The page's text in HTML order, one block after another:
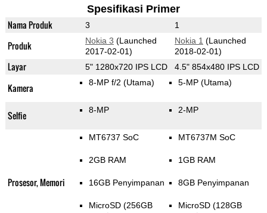
Spesifikasi Primer
Nama Produk 3 1
Produk Nokia 3 (Launched
2017-02-01)
Nokia 1 (Launched
2018-02-01)
Layar 5" 1280x720 IPS LCD 4.5" 854x480 IPS LCD
Kamera 8-MP f/2 (Utama) 5-MP (Utama)
Selfie 8-MP 2-MP
Prosesor, Memori
MT6737 SoC
2GB RAM
16GB Penyimpanan
MicroSD (256GB
MT6737M SoC
1GB RAM
8GB Penyimpanan
MicroSD (128GB